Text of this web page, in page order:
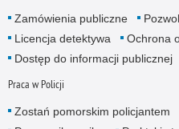
Zamówienia publiczne
Licencja detektywa
Ochrona
Dostęp do informacji publicznej
Praca w Policji
Zostań pomorskim policjantem